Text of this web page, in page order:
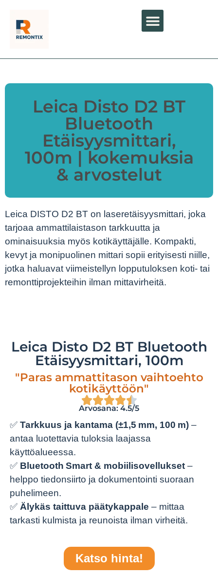
Leica Disto D2 BT
Bluetooth
Etäisyysmittari,
100m | kokemuksia
& arvostelut
Leica DISTO D2 BT on laseretäisyysmittari, joka
tarjoaa ammattilaistason tarkkuutta ja
ominaisuuksia myös kotikäyttäjälle. Kompakti,
kevyt ja monipuolinen mittari sopii erityisesti niille,
jotka haluavat viimeistellyn lopputuloksen koti- tai
remonttiprojekteihin ilman mittavirheitä.
Leica Disto D2 BT Bluetooth
Etäisyysmittari, 100m
"Paras ammattitason vaihtoehto
kotikäyttöön"
Arvosana: 4.5/5
✅ Tarkkuus ja kantama (±1,5 mm, 100 m) –
antaa luotettavia tuloksia laajassa
käyttöalueessa.
✅ Bluetooth Smart & mobiilisovellukset –
helppo tiedonsiirto ja dokumentointi suoraan
puhelimeen.
✅ Älykäs taittuva päätykappale – mittaa
tarkasti kulmista ja reunoista ilman virheitä.
Katso hinta!